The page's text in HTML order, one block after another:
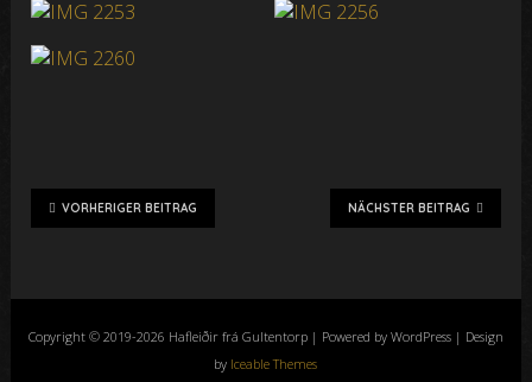
NÄCHSTER BEITRAG
VORHERIGER BEITRAG
Copyright © 2019-2026 Hafleiðir frá Gultentorp | Powered by WordPress | Design
by Iceable Themes